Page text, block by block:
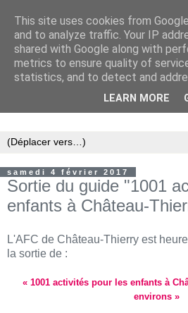
samedi 4 février 2017
Sortie du guide "1001
enfants à Château-
L'AFC de Château-Thierry est
la sortie de :
« 1001 activités pour les enfants à
environs »
This site uses cookies from
and to analyze traffic. Your IP
shared with Google along with
metrics to ensure quality of
statistics, and to detect and
LEARN MORE